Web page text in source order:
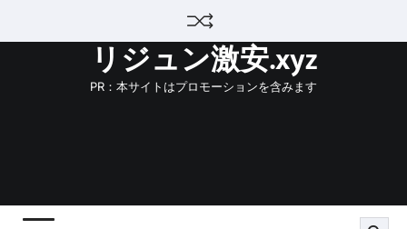
リジュン激安.xyz
PR：本サイトはプロモーションを含みます